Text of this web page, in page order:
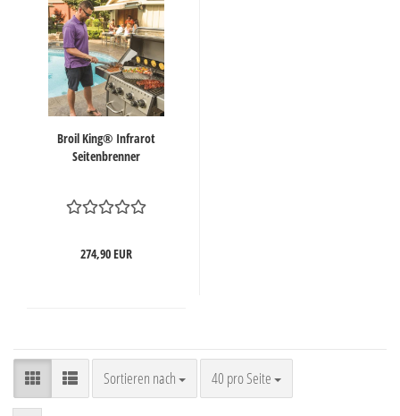
Broil King® Infrarot
Seitenbrenner
274,90 EUR
Sortieren nach
Sortieren nach 40 pro Seite
pro Seite